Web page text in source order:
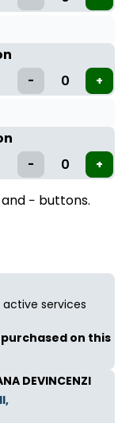
− buttons.
services
on this
DEVINCENZI